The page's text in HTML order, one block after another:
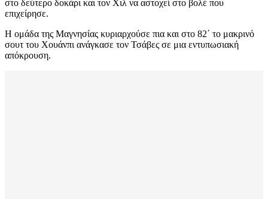
στο δεύτερο δοκάρι και τον Χιλ να αστοχεί στο βολέ που
επιχείρησε.
Η ομάδα της Μαγνησίας κυριαρχούσε πια και στο 82΄ το μακρινό
σουτ του Χουάνπι ανάγκασε τον Τσάβες σε μια εντυπωσιακή
απόκρουση.